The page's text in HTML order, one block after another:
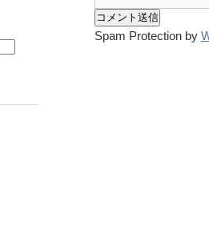
Spam Protection by